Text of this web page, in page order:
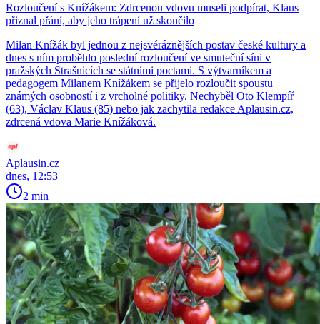
Rozloučení s Knížákem: Zdrcenou vdovu museli podpírat, Klaus
přiznal přání, aby jeho trápení už skončilo
Milan Knížák byl jednou z nejsvéráznějších postav české kultury a
dnes s ním proběhlo poslední rozloučení ve smuteční síni v
pražských Strašnicích se státními poctami. S výtvarníkem a
pedagogem Milanem Knížákem se přijelo rozloučit spoustu
známých osobností i z vrcholné politiky. Nechyběl Oto Klempíř
(63), Václav Klaus (85) nebo jak zachytila redakce Aplausin.cz,
zdrcená vdova Marie Knížáková.
Aplausin.cz
dnes, 12:53
2 min